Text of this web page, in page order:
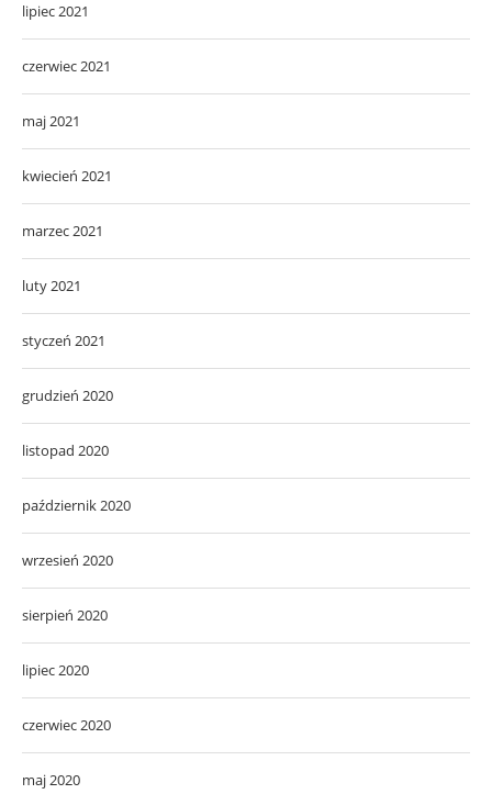
lipiec 2021
czerwiec 2021
maj 2021
kwiecień 2021
marzec 2021
luty 2021
styczeń 2021
grudzień 2020
listopad 2020
październik 2020
wrzesień 2020
sierpień 2020
lipiec 2020
czerwiec 2020
maj 2020